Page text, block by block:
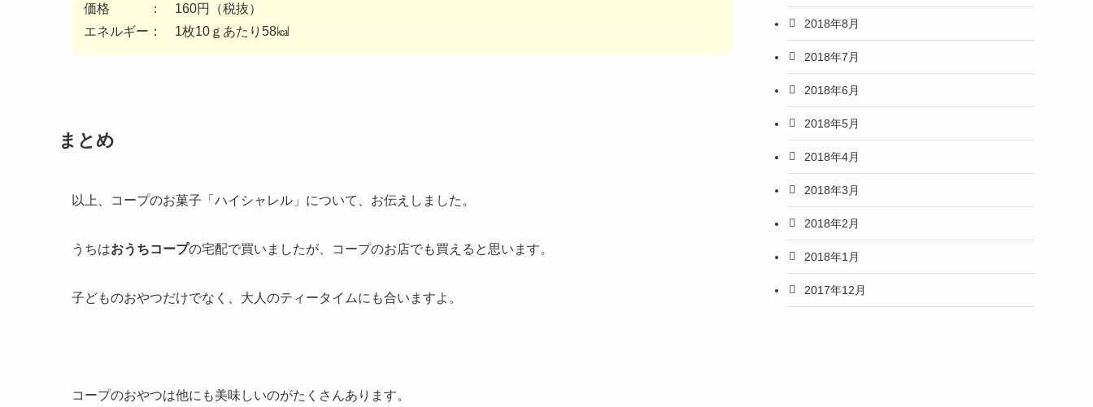
価格 ： 160円（税抜）
エネルギー： 1枚10ｇあたり58㎉
まとめ
以上、コープのお菓子「ハイシャレル」について、お伝えしました。
うちはおうちコープの宅配で買いましたが、コープのお店でも買えると思います。
子どものおやつだけでなく、大人のティータイムにも合いますよ。
コープのおやつは他にも美味しいのがたくさんあります。
2018年8月
2018年7月
2018年6月
2018年5月
2018年4月
2018年3月
2018年2月
2018年1月
2017年12月